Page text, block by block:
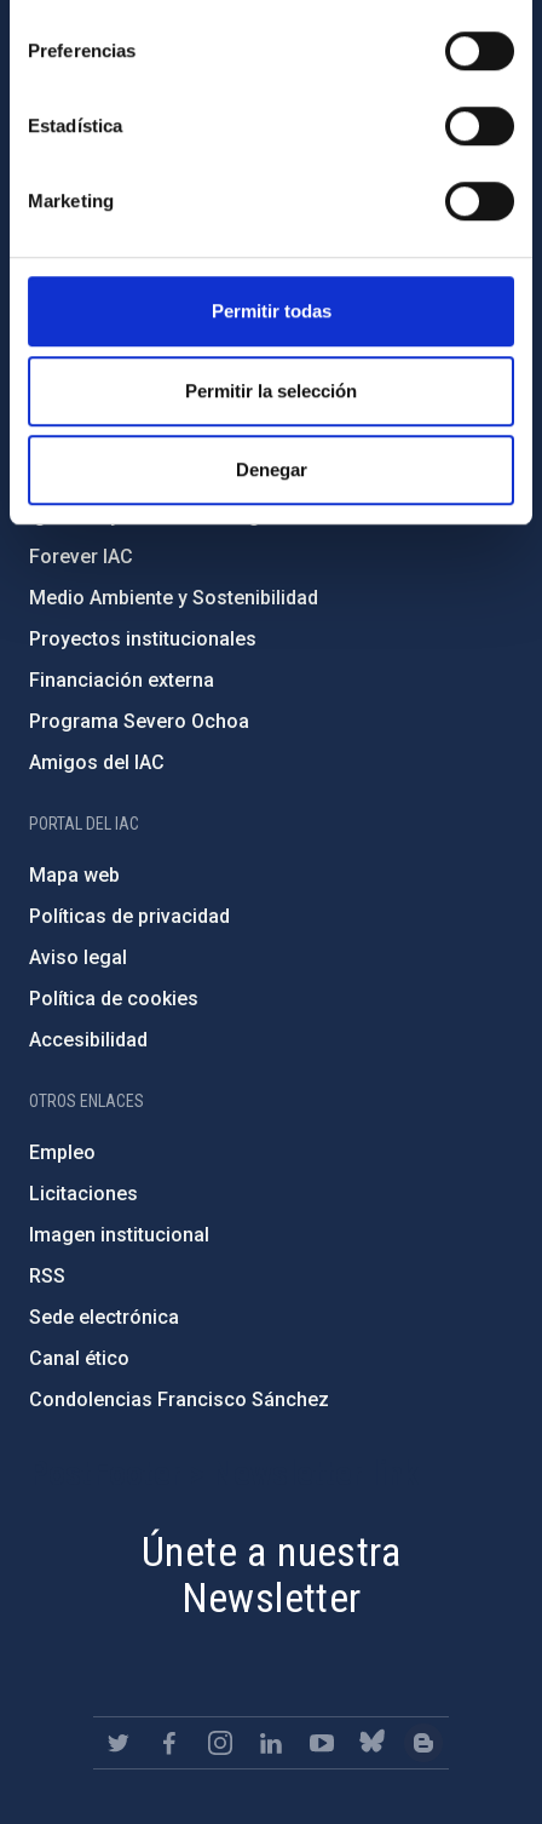
Preferencias
Estadística
Marketing
Permitir todas
Permitir la selección
Denegar
INFORMACIÓN GENERAL
Contacto
Directorio de personal
Registro general
Transparencia
Código ético y política antifraude
Forever IAC
Medio Ambiente y Sostenibilidad
Proyectos institucionales
Financiación externa
Programa Severo Ochoa
Amigos del IAC
PORTAL DEL IAC
Mapa web
Políticas de privacidad
Aviso legal
Política de cookies
Accesibilidad
OTROS ENLACES
Empleo
Licitaciones
Imagen institucional
RSS
Sede electrónica
Canal ético
Condolencias Francisco Sánchez
Únete a nuestra
Newsletter